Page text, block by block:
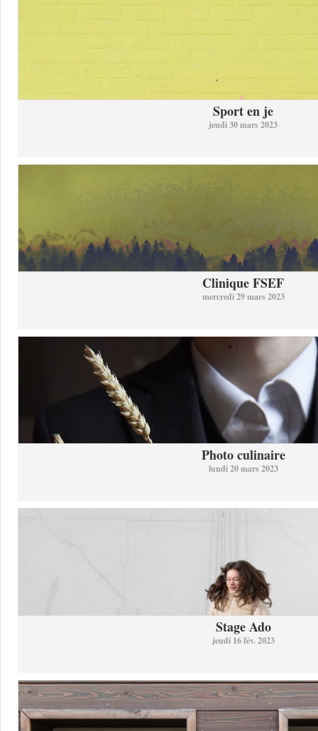
Sport en je
jeudi 30 mars 2023
Clinique FSEF
mercredi 29 mars 2023
Photo culinaire
lundi 20 mars 2023
Stage Ado
jeudi 16 fév. 2023